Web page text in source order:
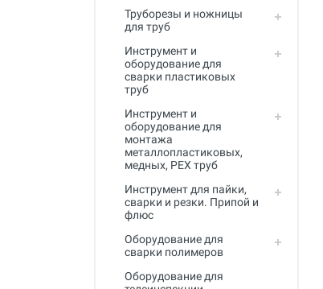
Инструмент для пайки, сварки и
резки. Припой и флюс
Оборудование для сварки
полимеров
телеинспекции трубопроводов
Малая дорожная техника
Алмазные диски
Плиткорезы
Фаскосъемные станки
Труборезы и ножницы
для труб
Инструмент и
оборудование для
сварки пластиковых
труб
Инструмент и
оборудование для
монтажа
металлопластиковых,
медных, PEX труб
Инструмент для пайки,
сварки и резки. Припой и
флюс
Оборудование для
сварки полимеров
Оборудование для